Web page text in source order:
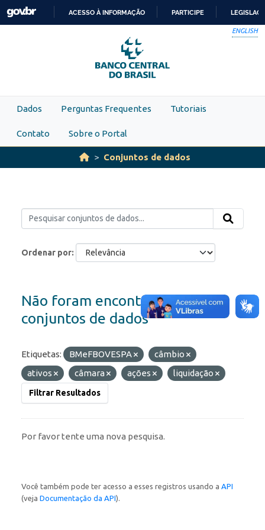
Skip to main content
PARA
O
CONTEÚDO
ACESSO À INFORMAÇÃO PARTICIPE
ENGLISH
Dados Perguntas Frequentes Tutoriais
Contato Sobre o Portal
Conjuntos de dados
Ordenar por
Não foram encontrados
conjuntos de dados
Etiquetas: BMeFBOVESPA
câmbio
ativos
câmara ações liquidação
Filtrar Resultados
Por favor tente uma nova pesquisa.
Você também pode ter acesso a esses registros usando a API
(veja Documentação da API).